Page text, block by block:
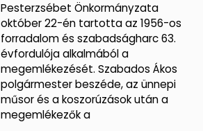
Pesterzsébet Önkormányzata
október 22-én tartotta az 1956-os
forradalom és szabadságharc 63.
évfordulója alkalmából a
megemlékezését. Szabados Ákos
polgármester beszéde, az ünnepi
műsor és a koszorúzások után a
megemlékezők a